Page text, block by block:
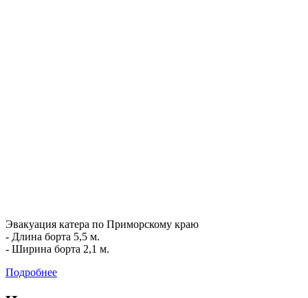
Эвакуация катера по Приморскому краю
- Длина борта 5,5 м.
- Ширина борта 2,1 м.
Подробнее